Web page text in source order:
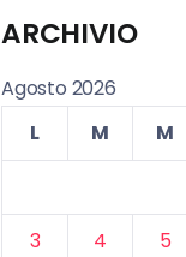
ARCHIVIO
Agosto 2026
L
M M
3
4 5